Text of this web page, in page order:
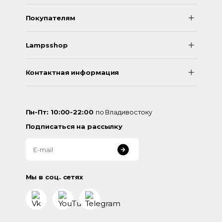
Покупателям
Lampsshop
Контактная информация
Пн-Пт: 10:00-22:00 по Владивостоку
Подписаться на рассылку
Мы в соц. сетях